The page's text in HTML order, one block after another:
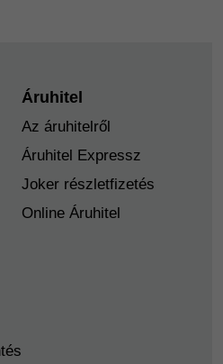
Áruhitel
Az áruhitelről
Áruhitel Expressz
Joker részletfizetés
Online Áruhitel